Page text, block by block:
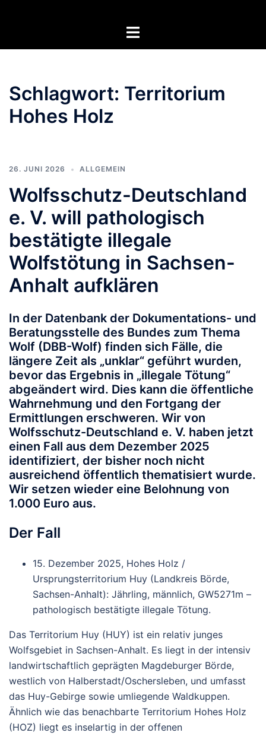
Menü
Schlagwort: Territorium
Hohes Holz
26. JUNI 2026 ALLGEMEIN
Wolfsschutz-Deutschland
e. V. will pathologisch
bestätigte illegale
Wolfstötung in Sachsen-
Anhalt aufklären
In der Datenbank der Dokumentations- und
Beratungsstelle des Bundes zum Thema
Wolf (DBB-Wolf) finden sich Fälle, die
längere Zeit als „unklar“ geführt wurden,
bevor das Ergebnis in „illegale Tötung“
abgeändert wird. Dies kann die öffentliche
Wahrnehmung und den Fortgang der
Ermittlungen erschweren. Wir von
Wolfsschutz-Deutschland e. V. haben jetzt
einen Fall aus dem Dezember 2025
identifiziert, der bisher noch nicht
ausreichend öffentlich thematisiert wurde.
Wir setzen wieder eine Belohnung von
1.000 Euro aus.
Der Fall
15. Dezember 2025, Hohes Holz /
Ursprungsterritorium Huy (Landkreis Börde,
Sachsen-Anhalt): Jährling, männlich, GW5271m –
pathologisch bestätigte illegale Tötung.
Das Territorium Huy (HUY) ist ein relativ junges
Wolfsgebiet in Sachsen-Anhalt. Es liegt in der intensiv
landwirtschaftlich geprägten Magdeburger Börde,
westlich von Halberstadt/Oschersleben, und umfasst
das Huy-Gebirge sowie umliegende Waldkuppen.
Ähnlich wie das benachbarte Territorium Hohes Holz
(HOZ) liegt es inselartig in der offenen